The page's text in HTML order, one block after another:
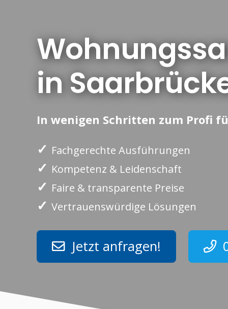
in
In wenigen Schritten zum Profi
✓ Fachgerechte Ausführungen
✓ Kompetenz & Leidenschaft
✓ Faire & transparente Preise
✓ Vertrauenswürdige Lösungen
Jetzt anfragen!